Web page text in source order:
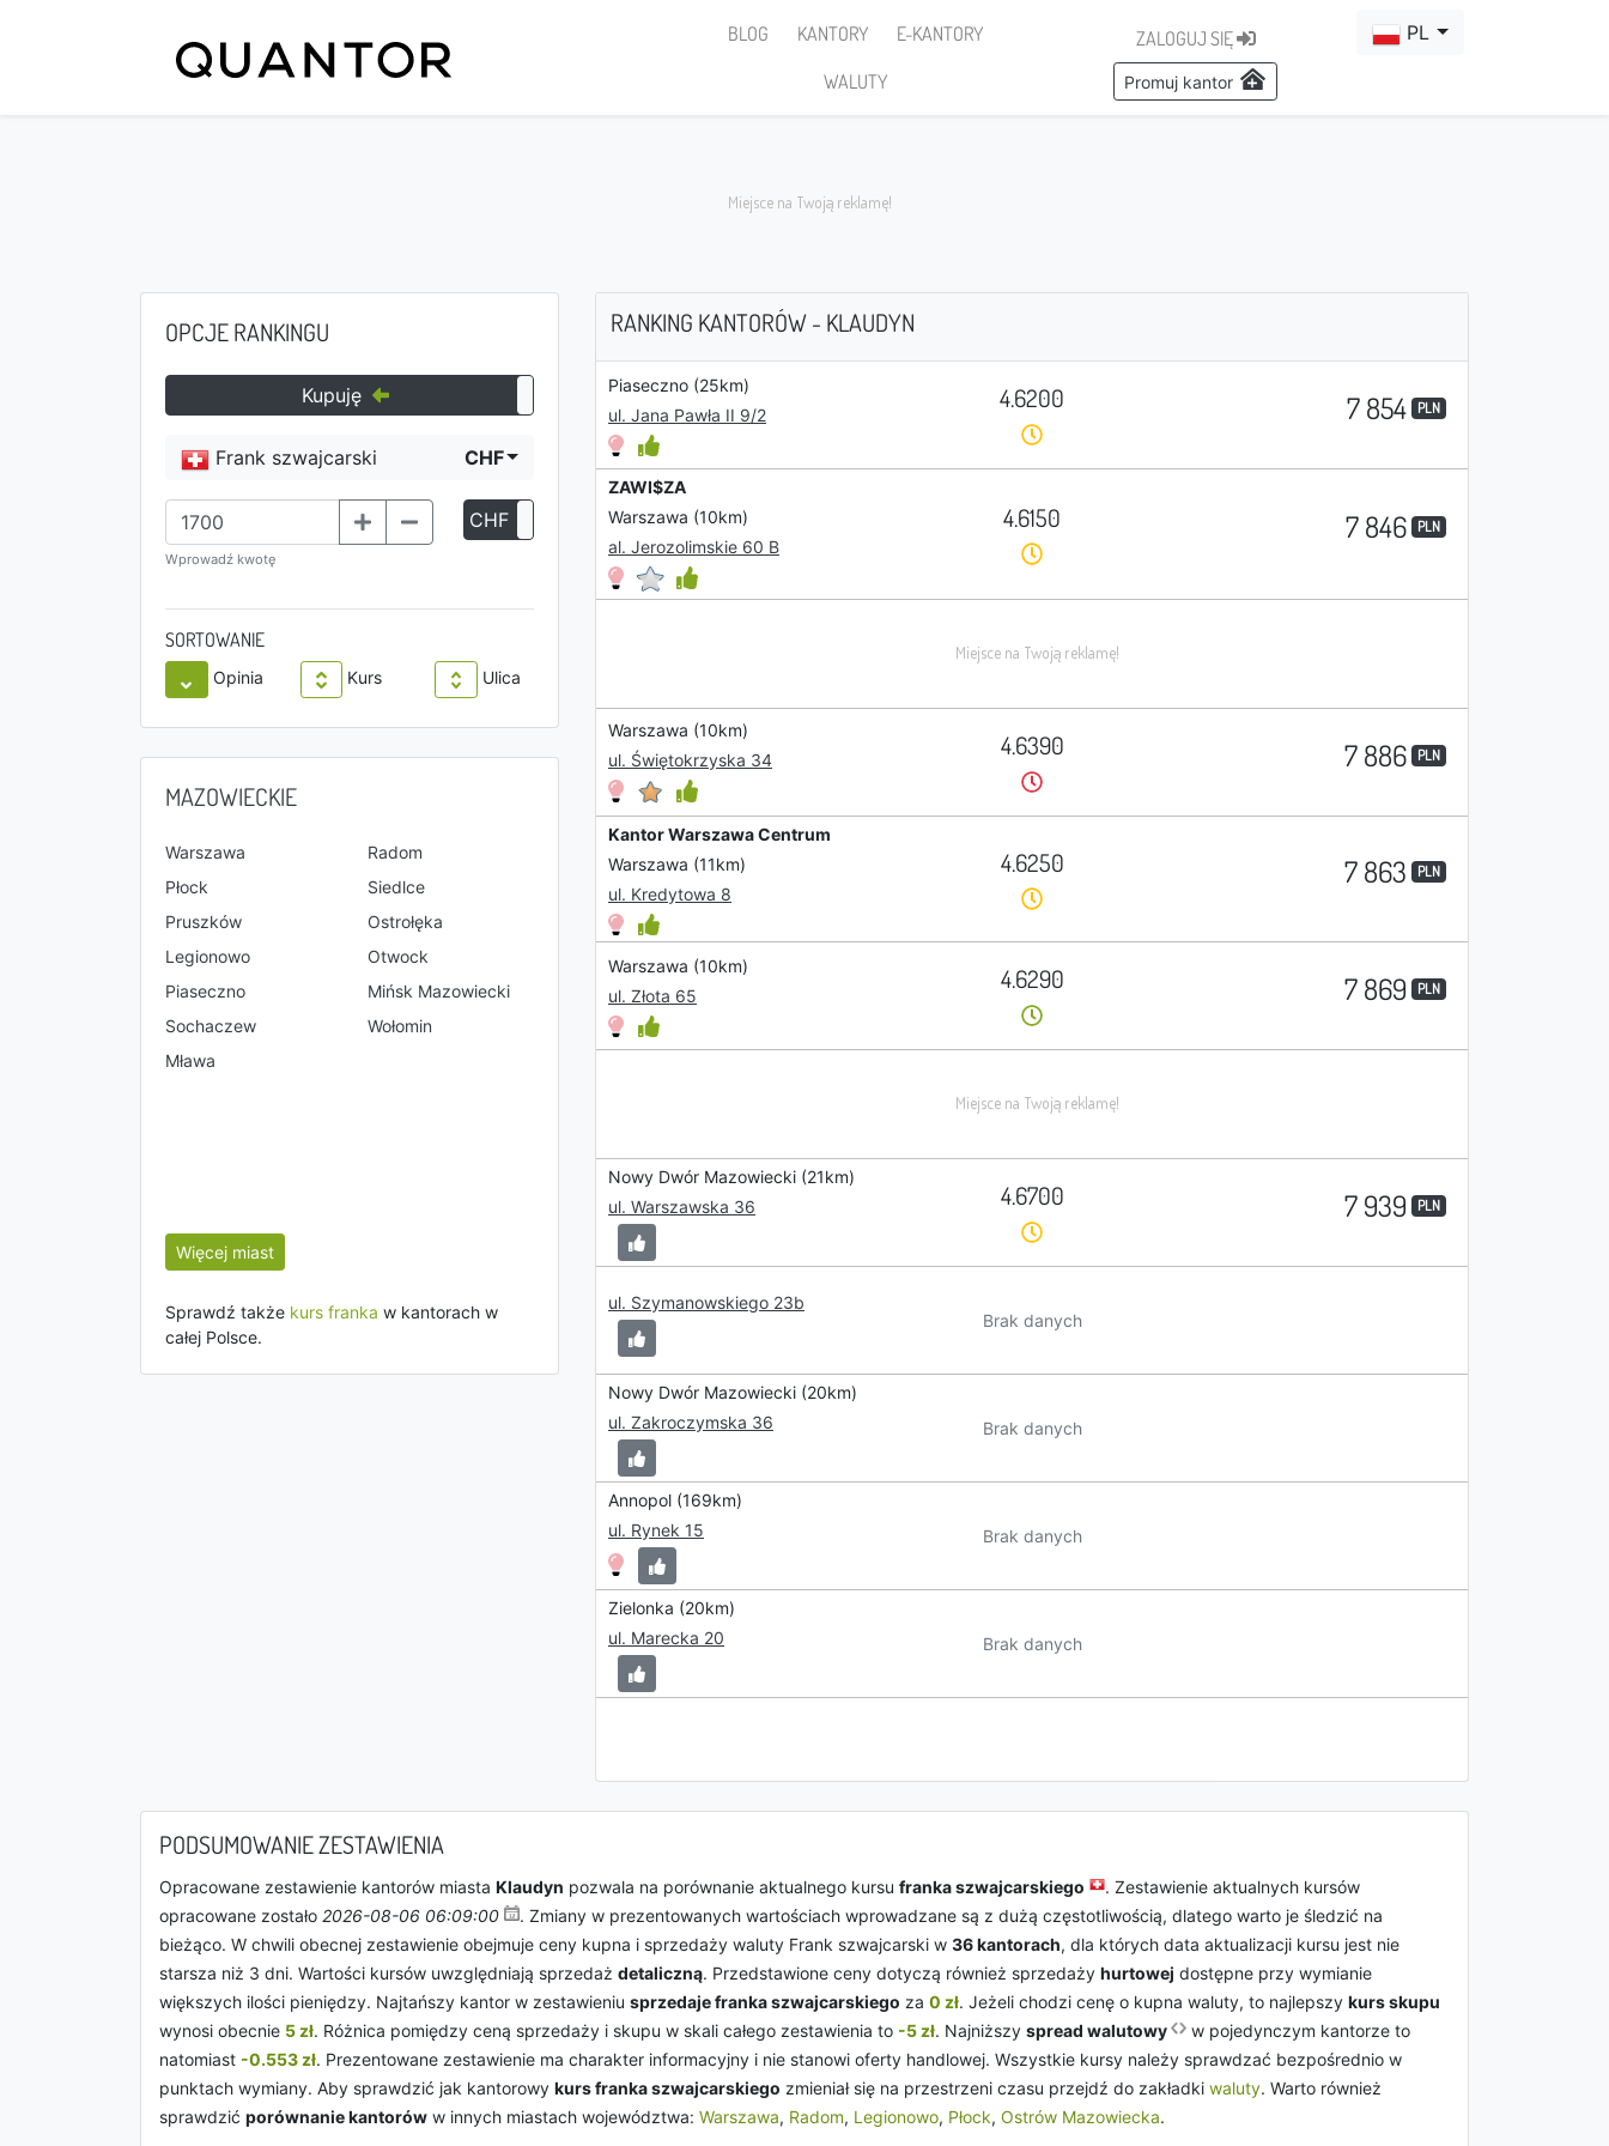
BLOG KANTORY
E-KANTORY
WALUTY
ZALOGUJ SIĘ
Promuj kantor
PL
OPCJE RANKINGU
Kupuję Sprzedaję
Frank szwajcarski CHF
Wprowadź kwotę
CHF
SORTOWANIE
Opinia Kurs Ulica
MAZOWIECKIE
Warszawa
Radom
Płock
Siedlce
Pruszków
Ostrołęka
Legionowo
Otwock
Piaseczno
Mińsk Mazowiecki
Sochaczew
Wołomin
Mława
Więcej miast
Sprawdź także kurs franka w kantorach w
całej Polsce.
RANKING KANTORÓW - KLAUDYN
Piaseczno (25km)
ul. Jana Pawła II 9/2
4.6200 7 854 PLN
ZAWI$ZA
Warszawa (10km)
al. Jerozolimskie 60 B
4.6150 7 846 PLN
Warszawa (10km)
ul. Świętokrzyska 34
4.6390 7 886 PLN
Kantor Warszawa Centrum
Warszawa (11km)
ul. Kredytowa 8
4.6250 7 863 PLN
Warszawa (10km)
ul. Złota 65
4.6290 7 869 PLN
Nowy Dwór Mazowiecki (21km)
ul. Warszawska 36
4.6700 7 939 PLN
ul. Szymanowskiego 23b
Brak danych
Nowy Dwór Mazowiecki (20km)
ul. Zakroczymska 36
Brak danych
Annopol (169km)
ul. Rynek 15
Brak danych
Zielonka (20km)
ul. Marecka 20
Brak danych
PODSUMOWANIE ZESTAWIENIA
Opracowane zestawienie kantorów miasta Klaudyn pozwala na porównanie aktualnego kursu franka szwajcarskiego
. Zestawienie aktualnych kursów
opracowane zostało 2026-08-06 06:09:00
. Zmiany w prezentowanych wartościach wprowadzane są z dużą częstotliwością, dlatego warto je śledzić na
bieżąco. W chwili obecnej zestawienie obejmuje ceny kupna i sprzedaży waluty Frank szwajcarski w 36 kantorach, dla których data aktualizacji kursu jest nie
starsza niż 3 dni. Wartości kursów uwzględniają sprzedaż detaliczną. Przedstawione ceny dotyczą również sprzedaży hurtowej dostępne przy wymianie
większych ilości pieniędzy. Najtańszy kantor w zestawieniu sprzedaje franka szwajcarskiego za 0 zł. Jeżeli chodzi cenę o kupna waluty, to najlepszy kurs skupu
wynosi obecnie 5 zł. Różnica pomiędzy ceną sprzedaży i skupu w skali całego zestawienia to -5 zł. Najniższy spread walutowy
w pojedynczym kantorze to
natomiast -0.553 zł. Prezentowane zestawienie ma charakter informacyjny i nie stanowi oferty handlowej. Wszystkie kursy należy sprawdzać bezpośrednio w
punktach wymiany. Aby sprawdzić jak kantorowy kurs franka szwajcarskiego zmieniał się na przestrzeni czasu przejdź do zakładki waluty. Warto również
sprawdzić porównanie kantorów w innych miastach województwa: Warszawa, Radom, Legionowo, Płock, Ostrów Mazowiecka.